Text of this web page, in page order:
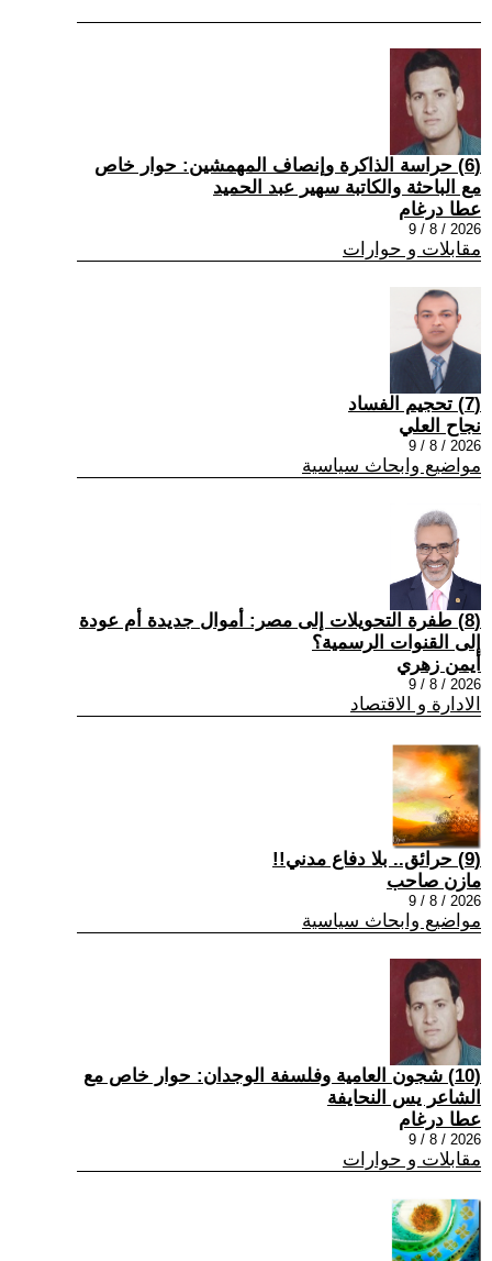
(6) حراسة الذاكرة وإنصاف المهمشين: حوار خاص
مع الباحثة والكاتبة سهير عبد الحميد
عطا درغام
2026 / 8 / 9
مقابلات و حوارات
(7) تحجيم الفساد
نجاح العلي
2026 / 8 / 9
مواضيع وابحاث سياسية
(8) طفرة التحويلات إلى مصر: أموال جديدة أم عودة
إلى القنوات الرسمية؟
أيمن زهري
2026 / 8 / 9
الادارة و الاقتصاد
(9) حرائق.. بلا دفاع مدني!!
مازن صاحب
2026 / 8 / 9
مواضيع وابحاث سياسية
(10) شجون العامية وفلسفة الوجدان: حوار خاص مع
الشاعر يس النحايفة
عطا درغام
2026 / 8 / 9
مقابلات و حوارات